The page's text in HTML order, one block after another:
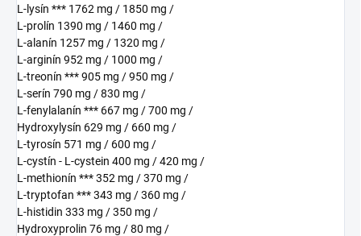
L-lysín *** 1762 mg / 1850 mg /
L-prolín 1390 mg / 1460 mg /
L-alanín 1257 mg / 1320 mg /
L-arginín 952 mg / 1000 mg /
L-treonín *** 905 mg / 950 mg /
L-serín 790 mg / 830 mg /
L-fenylalanín *** 667 mg / 700 mg /
Hydroxylysín 629 mg / 660 mg /
L-tyrosín 571 mg / 600 mg /
L-cystín - L-cystein 400 mg / 420 mg /
L-methionín *** 352 mg / 370 mg /
L-tryptofan *** 343 mg / 360 mg /
L-histidin 333 mg / 350 mg /
Hydroxyprolin 76 mg / 80 mg /